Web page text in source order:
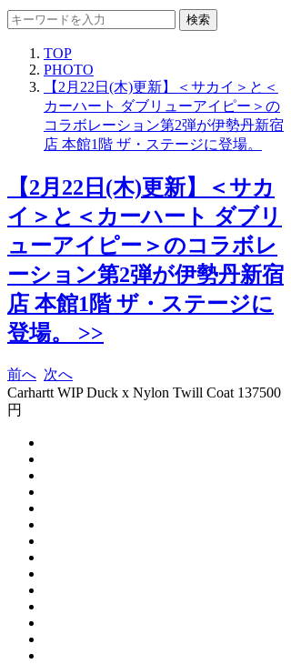
検索
TOP
PHOTO
【2月22日(木)更新】＜サカイ＞と＜
カーハート ダブリューアイピー＞の
コラボレーション第2弾が伊勢丹新宿
店 本館1階 ザ・ステージに登場。
【2月22日(木)更新】＜サカ
イ＞と＜カーハート ダブリ
ューアイピー＞のコラボレ
ーション第2弾が伊勢丹新宿
店 本館1階 ザ・ステージに
登場。 >>
前へ 次へ
Carhartt WIP Duck x Nylon Twill Coat 137500
円